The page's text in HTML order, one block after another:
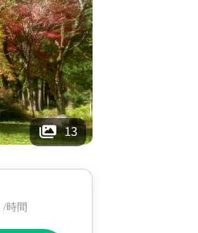
13
/時間